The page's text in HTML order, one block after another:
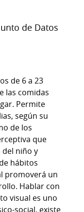
de Datos
de 6 a 23
las comidas
Permite
según su
de los
que
niño y
hábitos
promoverá un
Hablar con
visual es uno
social, existe